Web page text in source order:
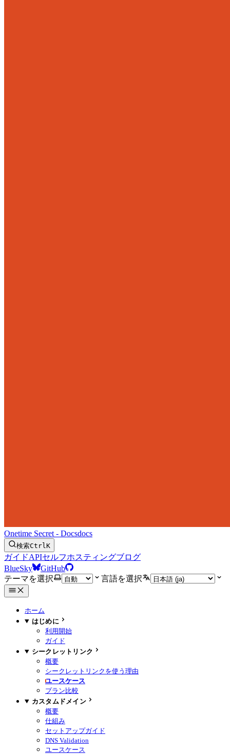
Onetime Secret - Docsdocs
検索CtrlK
ガイドAPIセルフホスティングブログ
BlueSky
GitHub
テーマを選択
言語を選択
ホーム
はじめに
利用開始
ガイド
シークレットリンク
概要
シークレットリンクを使う理由
ユースケース
プラン比較
カスタムドメイン
概要
仕組み
セットアップガイド
DNS Validation
ユースケース